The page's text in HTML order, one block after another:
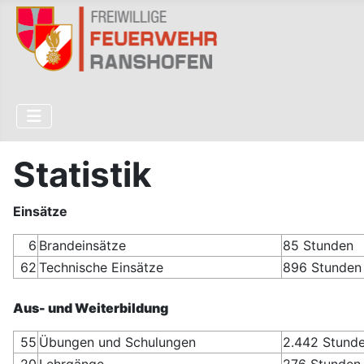
Statistik
Einsätze
6 Brandeinsätze
85 Stunden
62 Technische Einsätze 896 Stunden
Aus- und Weiterbildung
55 Übungen und Schulungen
2.442